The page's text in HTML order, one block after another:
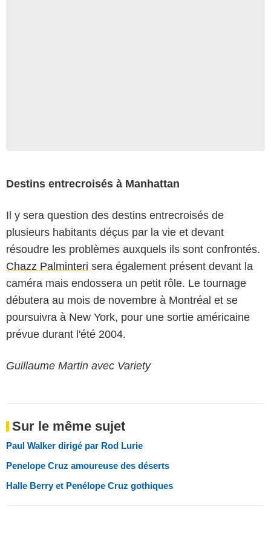
Destins entrecroisés à Manhattan
Il y sera question des destins entrecroisés de
plusieurs habitants déçus par la vie et devant
résoudre les problèmes auxquels ils sont confrontés.
Chazz Palminteri sera également présent devant la
caméra mais endossera un petit rôle. Le tournage
débutera au mois de novembre à Montréal et se
poursuivra à New York, pour une sortie américaine
prévue durant l'été 2004.
Guillaume Martin avec Variety
Sur le même sujet
Paul Walker dirigé par Rod Lurie
Penelope Cruz amoureuse des déserts
Halle Berry et Penélope Cruz gothiques